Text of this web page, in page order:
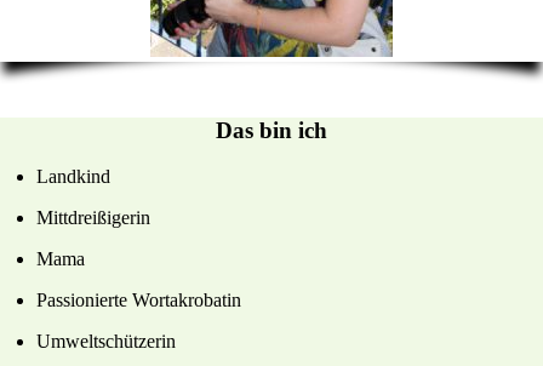
Das bin ich
Landkind
Mittdreißigerin
Mama
Passionierte Wortakrobatin
Umweltschützerin